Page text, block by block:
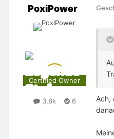
PoxiPower
Certified Owner
3,8k 6
Ach,